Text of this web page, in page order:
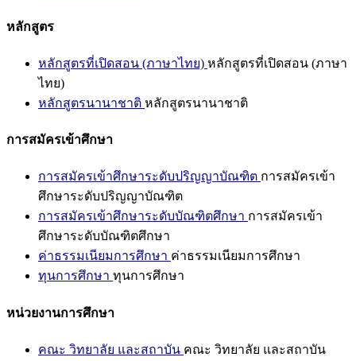
หลักสูตร
หลักสูตรที่เปิดสอน (ภาษาไทย) หลักสูตรที่เปิดสอน (ภาษา
ไทย)
หลักสูตรนานาชาติ หลักสูตรนานาชาติ
การสมัครเข้าศึกษา
การสมัครเข้าศึกษาระดับปริญญาบัณฑิต การสมัครเข้า
ศึกษาระดับปริญญาบัณฑิต
การสมัครเข้าศึกษาระดับบัณฑิตศึกษา การสมัครเข้า
ศึกษาระดับบัณฑิตศึกษา
ค่าธรรมเนียมการศึกษา ค่าธรรมเนียมการศึกษา
ทุนการศึกษา ทุนการศึกษา
หน่วยงานการศึกษา
คณะ วิทยาลัย และสถาบัน คณะ วิทยาลัย และสถาบัน